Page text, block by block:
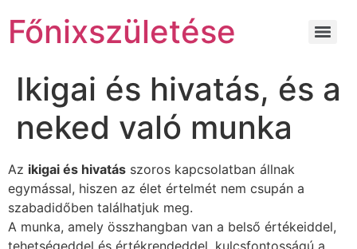
Főnixszületése
Ikigai és hivatás, és a
neked való munka
Az ikigai és hivatás szoros kapcsolatban állnak
egymással, hiszen az élet értelmét nem csupán a
szabadidőben találhatjuk meg.
A munka, amely összhangban van a belső értékeiddel,
tehetségeddel és értékrendeddel, kulcsfontosságú a